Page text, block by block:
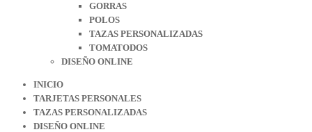
GORRAS
POLOS
TAZAS PERSONALIZADAS
TOMATODOS
DISEÑO ONLINE
INICIO
TARJETAS PERSONALES
TAZAS PERSONALIZADAS
DISEÑO ONLINE